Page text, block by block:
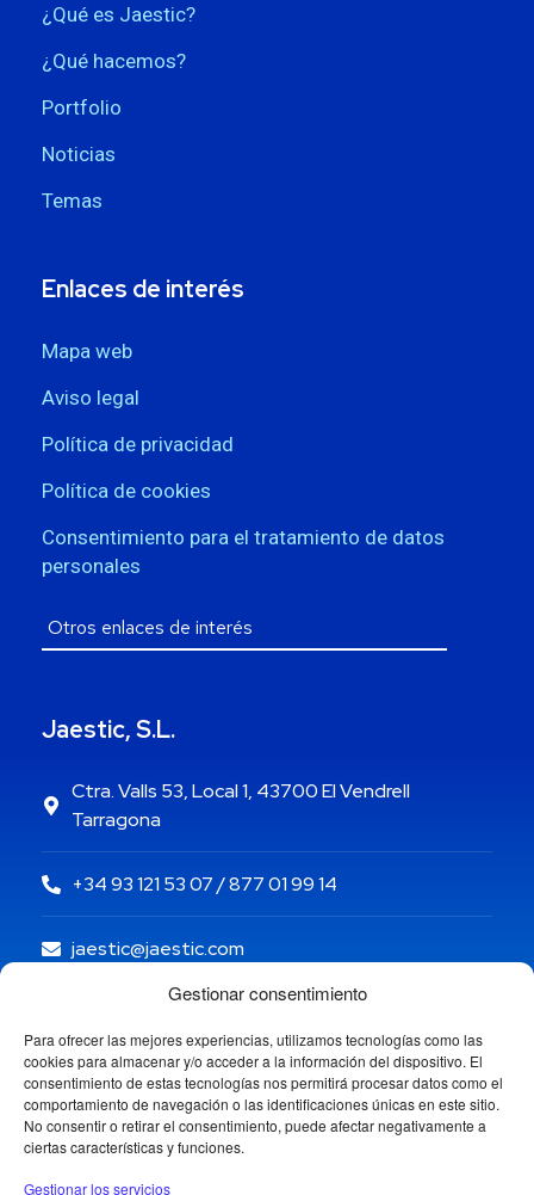
Gestionar consentimiento
Para ofrecer las mejores experiencias, utilizamos tecnologías como las
cookies para almacenar y/o acceder a la información del dispositivo. El
consentimiento de estas tecnologías nos permitirá procesar datos como el
comportamiento de navegación o las identificaciones únicas en este sitio.
No consentir o retirar el consentimiento, puede afectar negativamente a
ciertas características y funciones.
Gestionar los servicios
¿Qué es Jaestic?
¿Qué hacemos?
Portfolio
Noticias
Temas
Enlaces de interés
Mapa web
Aviso legal
Política de privacidad
Política de cookies
Consentimiento para el tratamiento de datos
personales
Jaestic, S.L.
Ctra. Valls 53, Local 1, 43700 El Vendrell
Tarragona
+34 93 121 53 07 / 877 01 99 14
jaestic@jaestic.com